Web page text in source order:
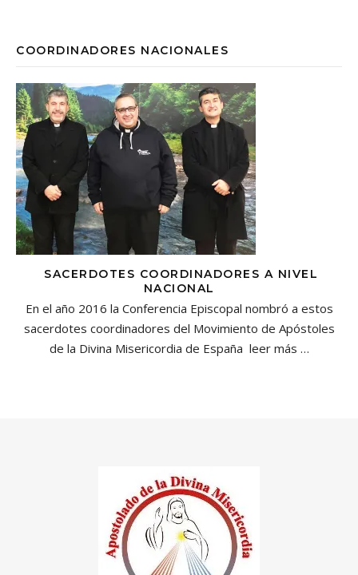
COORDINADORES NACIONALES
SACERDOTES COORDINADORES A NIVEL
NACIONAL
En el año 2016 la Conferencia Episcopal nombró a estos
sacerdotes coordinadores del Movimiento de Apóstoles
de la Divina Misericordia de España leer más …